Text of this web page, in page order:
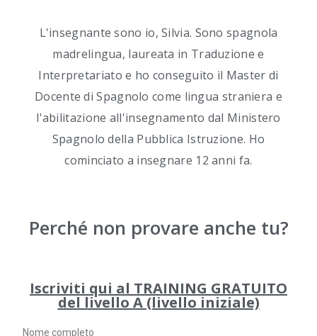
L'insegnante sono io, Silvia. Sono spagnola
madrelingua, laureata in Traduzione e
Interpretariato e ho conseguito il Master di
Docente di Spagnolo come lingua straniera e
l'abilitazione all'insegnamento dal Ministero
Spagnolo della Pubblica Istruzione. Ho
cominciato a insegnare 12 anni fa.
Perché non provare anche tu?
Iscriviti qui al TRAINING GRATUITO
del livello A (livello iniziale)
Nome completo